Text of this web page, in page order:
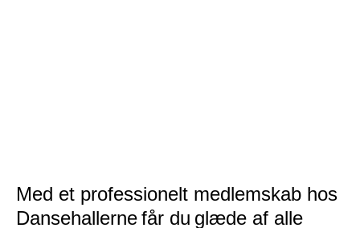
Med et professionelt medlemskab hos
Dansehallerne får du glæde af alle